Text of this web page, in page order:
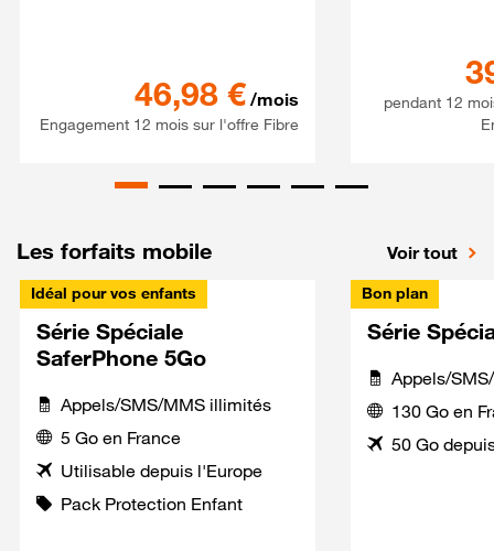
Série spéciale 120Go 5G
46,98 € /mois
Engagement 12 mois sur l'offre Fibre
pendant 12
Les forfaits mobile Voir tout
Idéal pour vos enfants
Série Spéciale
SaferPhone 5Go
Appels/SMS/MMS illimités
5 Go en France
Utilisable depuis l'Europe
Pack Protection Enfant
Bon plan
Série
Appels/
130 Go en
50 Go